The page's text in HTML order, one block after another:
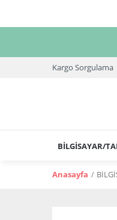
Kargo Sorgulama
BİLGİSAYAR/
Anasayfa